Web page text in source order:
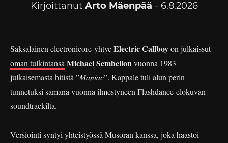
Kirjoittanut Arto Mäenpää - 6.8.2026
Saksalainen electronicore-yhtyeElectric Callboyon julkaissut
oman tulkintansa Michael Sembellonvuonna 1983
julkaisemasta hitistä ”Maniac”. Kappale tuli alun perin
tunnetuksi samana vuonna ilmestyneen Flashdance-elokuvan
soundtrackilta.
Versiointi syntyi yhteistyössä Musoran kanssa, joka haastoi